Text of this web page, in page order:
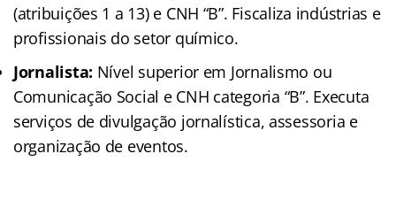
(atribuições 1 a 13) e CNH “B”. Fiscaliza indústrias e
profissionais do setor químico.
Jornalista: Nível superior em Jornalismo ou
Comunicação Social e CNH categoria “B”. Executa
serviços de divulgação jornalística, assessoria e
organização de eventos.